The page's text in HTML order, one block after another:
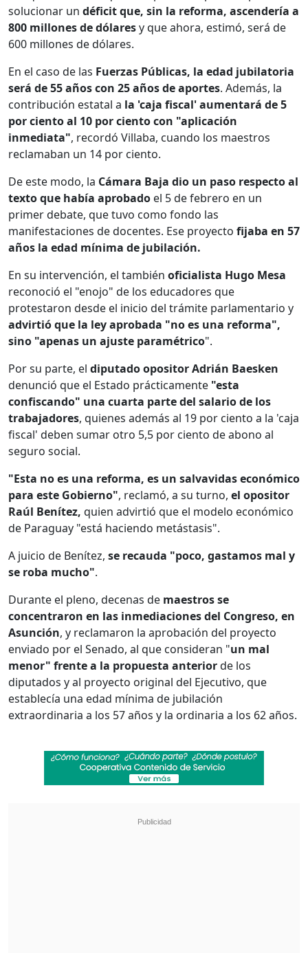
solucionar un déficit que, sin la reforma, ascendería a
800 millones de dólaresy que ahora, estimó, será de
600 millones de dólares.
En el caso de las Fuerzas Públicas, la edad jubilatoria
será de 55 años con 25 años de aportes. Además, la
contribución estatal a la 'caja fiscal' aumentará de 5
por ciento al 10 por ciento con "aplicación
inmediata", recordó Villaba, cuando los maestros
reclamaban un 14 por ciento.
De este modo, la Cámara Baja dio un paso respecto al
texto que había aprobado el 5 de febrero en un
primer debate, que tuvo como fondo las
manifestaciones de docentes. Ese proyecto fijaba en 57
años la edad mínima de jubilación.
En su intervención, el también oficialista Hugo Mesa
reconoció el "enojo" de los educadores que
protestaron desde el inicio del trámite parlamentario y
advirtió que la ley aprobada "no es una reforma",
sino "apenas un ajuste paramétrico".
Por su parte, el diputado opositor Adrián Baesken
denunció que el Estado prácticamente "esta
confiscando" una cuarta parte del salario de los
trabajadores, quienes además al 19 por ciento a la 'caja
fiscal' deben sumar otro 5,5 por ciento de abono al
seguro social.
"Esta no es una reforma, es un salvavidas económico
para este Gobierno", reclamó, a su turno, el opositor
Raúl Benítez, quien advirtió que el modelo económico
de Paraguay "está haciendo metástasis".
A juicio de Benítez, se recauda "poco, gastamos mal y
se roba mucho".
Durante el pleno, decenas de maestros se
concentraron en las inmediaciones del Congreso, en
Asunción, y reclamaron la aprobación del proyecto
enviado por el Senado, al que consideran "un mal
menor" frente a la propuesta anteriorde los
diputados y al proyecto original del Ejecutivo, que
establecía una edad mínima de jubilación
extraordinaria a los 57 años y la ordinaria a los 62 años.